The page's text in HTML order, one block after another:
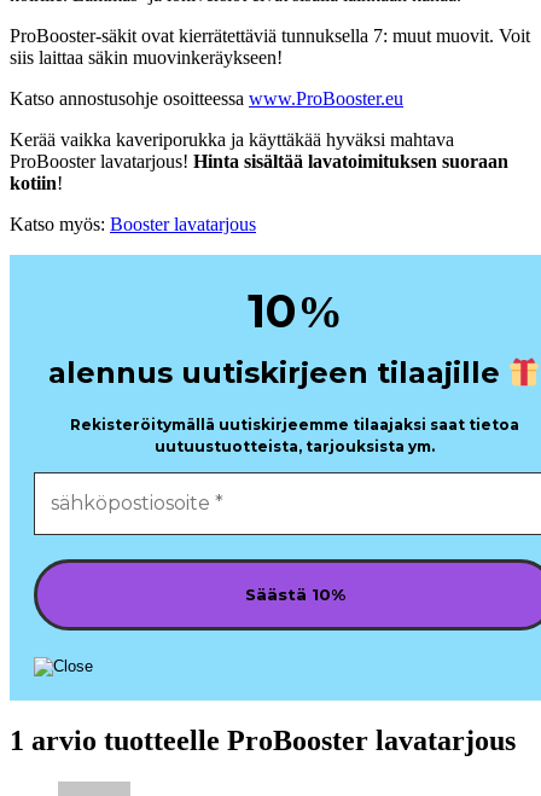
ProBooster-säkit ovat kierrätettäviä tunnuksella 7: muut muovit. Voit
siis laittaa säkin muovinkeräykseen!
Katso annostusohje osoitteessa www.ProBooster.eu
Kerää vaikka kaveriporukka ja käyttäkää hyväksi mahtava
ProBooster lavatarjous! Hinta sisältää lavatoimituksen suoraan
kotiin!
Katso myös: Booster lavatarjous
10%
alennus uutiskirjeen tilaajille
Rekisteröitymällä uutiskirjeemme tilaajaksi saat tietoa
uutuustuotteista, tarjouksista ym.
1 arvio tuotteelle ProBooster lavatarjous